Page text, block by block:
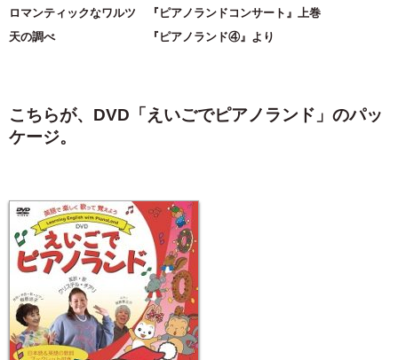
ロマンティックなワルツ 『ピアノランドコンサート』上巻
天の調べ 『ピアノランド④』より
こちらが、DVD「えいごでピアノランド」のパッ
ケージ。